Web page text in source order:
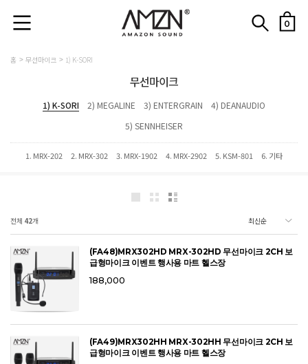
0
홈 무선마이크 1) K-SORI
무선마이크
1) K-SORI 2) MEGALINE 3) ENTERGRAIN
4) DEANAUDIO
5) SENNHEISER
1. MRX-202 2. MRX-302 3. MRX-1902 4. MRX-2902 5. KSM-801 6. 기타
전체 42개
(FA48)MRX302HD MRX-302HD 무선마이크 2CH 보
급형마이크 이벤트 행사용 마트 헬스장
188,000
(FA49)MRX302HH MRX-302HH 무선마이크 2CH 보
급형마이크 이벤트 행사용 마트 헬스장